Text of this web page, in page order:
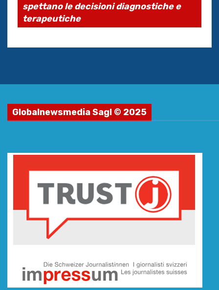
spettano le decisioni diagnostiche e
terapeutiche
Globalnewsmedia Sagl © 2025